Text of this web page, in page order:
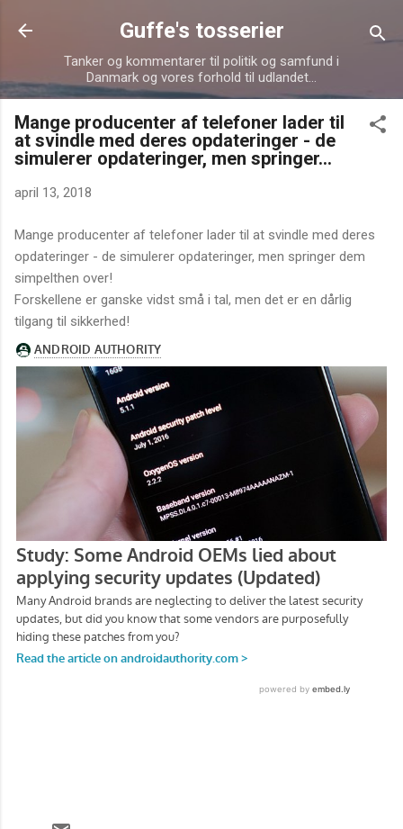
Gå videre til hovedindholdet
Guffe's tosserier
Tanker og kommentarer til politik og samfund i
Danmark og vores forhold til udlandet...
Mange producenter af telefoner lader til
at svindle med deres opdateringer - de
simulerer opdateringer, men springer...
april 13, 2018
Mange producenter af telefoner lader til at svindle med deres
opdateringer - de simulerer opdateringer, men springer dem
simpelthen over!
Forskellene er ganske vidst små i tal, men det er en dårlig
tilgang til sikkerhed!